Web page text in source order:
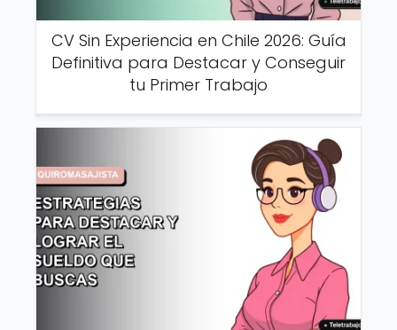
CV Sin Experiencia en Chile 2026: Guía
Definitiva para Destacar y Conseguir
tu Primer Trabajo